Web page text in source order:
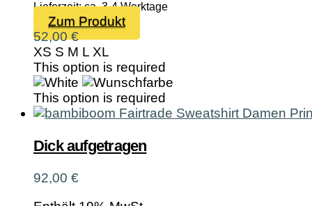
Lieferzeit: ca. 3-4 Werktage
Zum Produkt
Produkt
mehrere
Varianten
auf.
Die
können
auf
52,00€
XS S M L XL
This option is required
This option is required
Dick aufgetragen
92,00 €